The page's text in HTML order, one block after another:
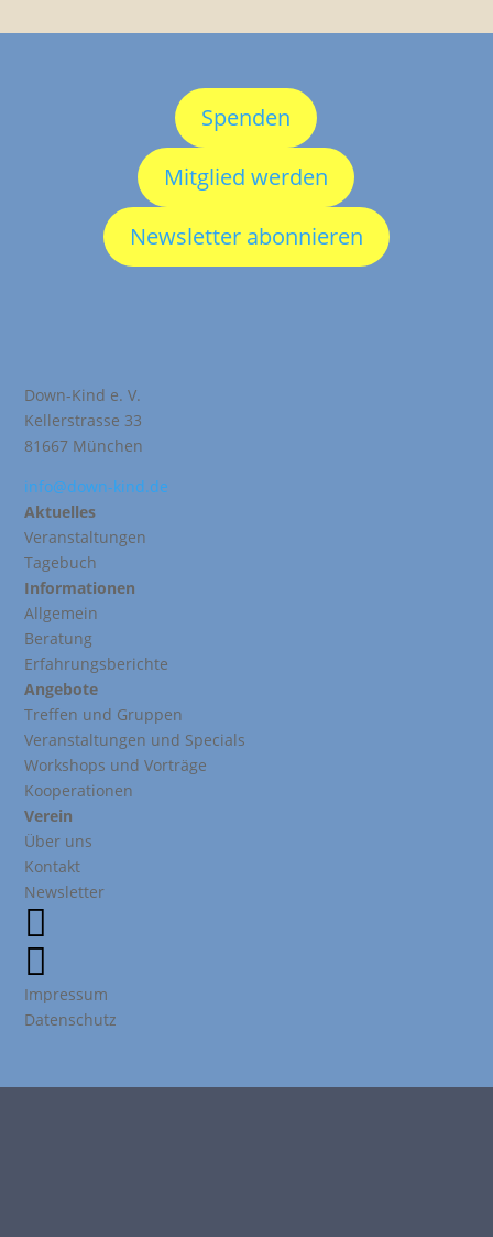
Spenden
Mitglied werden
Newsletter abonnieren
Down-Kind e. V.
Kellerstrasse 33
81667 München
info@down-kind.de
Aktuelles
Veranstaltungen
Tagebuch
Informationen
Allgemein
Beratung
Erfahrungsberichte
Angebote
Treffen und Gruppen
Veranstaltungen und Specials
Workshops und Vorträge
Kooperationen
Verein
Über uns
Kontakt
Newsletter


Impressum
Datenschutz